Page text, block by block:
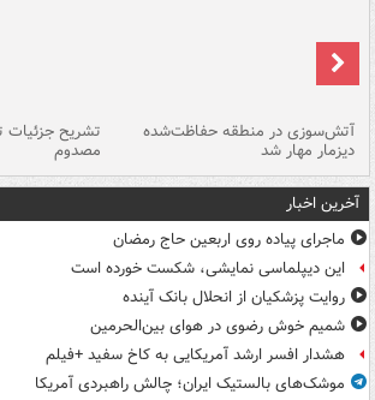
آتش‌سوزی در منطقه حفاظت‌شده
دیزمار مهار شد مصدوم
آخرین اخبار
ماجرای پیاده روی اربعین حاج رمضان
این دیپلماسی نمایشی، شکست خورده است
روایت پزشکیان از انحلال بانک آینده
شمیم خوش رضوی در هوای بین‌الحرمین
هشدار افسر ارشد آمریکایی به کاخ سفید +فیلم
موشک‌های بالستیک ایران؛ چالش راهبردی آمریکا